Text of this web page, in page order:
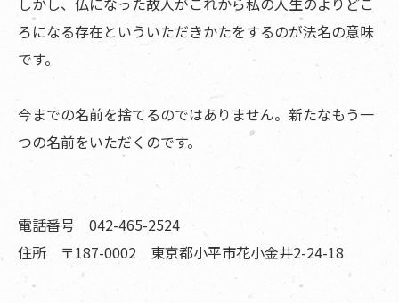
ろになる存在といういただきかたをするのが法名の意味
です。
今までの名前を捨てるのではありません。新たなもう一
つの名前をいただくのです。
電話番号 042-465-2524
住所 〒187-0002 東京都小平市花小金井2-24-18